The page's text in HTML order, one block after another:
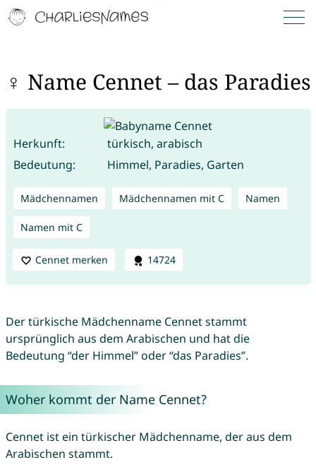
♀ Name Cennet – das Paradies
Herkunft:
türkisch, arabisch
Bedeutung:
Himmel, Paradies, Garten
Mädchennamen Mädchennamen mit C Namen
Namen mit C
Cennet merken 14724
Der türkische Mädchenname Cennet stammt
ursprünglich aus dem Arabischen und hat die
Bedeutung “der Himmel” oder “das Paradies”.
Woher kommt der Name Cennet?
Cennet ist ein türkischer Mädchenname, der aus dem
Arabischen stammt.